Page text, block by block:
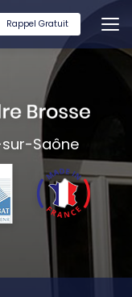
Rappel Gratuit
Saône